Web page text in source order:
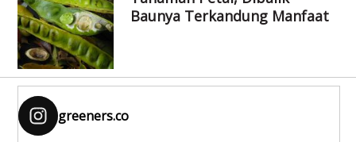
Baunya Terkandung Manfaat
greeners.co